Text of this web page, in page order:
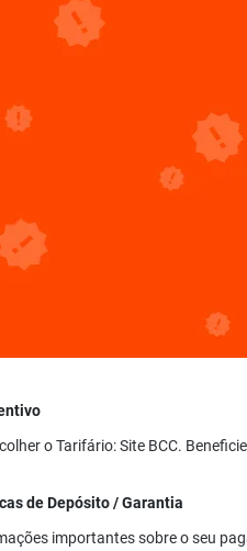
o Tarifário: Site BCC.
de Depósito / Garantia
importantes sobre o seu